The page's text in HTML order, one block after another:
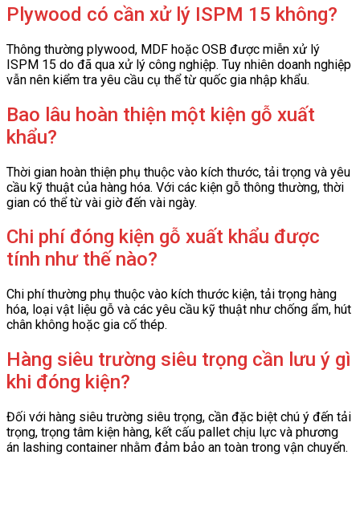
Plywood có cần xử lý ISPM 15 không?
Thông thường plywood, MDF hoặc OSB được miễn xử lý
ISPM 15 do đã qua xử lý công nghiệp. Tuy nhiên doanh nghiệp
vẫn nên kiểm tra yêu cầu cụ thể từ quốc gia nhập khẩu.
Bao lâu hoàn thiện một kiện gỗ xuất
khẩu?
Thời gian hoàn thiện phụ thuộc vào kích thước, tải trọng và yêu
cầu kỹ thuật của hàng hóa. Với các kiện gỗ thông thường, thời
gian có thể từ vài giờ đến vài ngày.
Chi phí đóng kiện gỗ xuất khẩu được
tính như thế nào?
Chi phí thường phụ thuộc vào kích thước kiện, tải trọng hàng
hóa, loại vật liệu gỗ và các yêu cầu kỹ thuật như chống ẩm, hút
chân không hoặc gia cố thép.
Hàng siêu trường siêu trọng cần lưu ý gì
khi đóng kiện?
Đối với hàng siêu trường siêu trọng, cần đặc biệt chú ý đến tải
trọng, trọng tâm kiện hàng, kết cấu pallet chịu lực và phương
án lashing container nhằm đảm bảo an toàn trong vận chuyển.